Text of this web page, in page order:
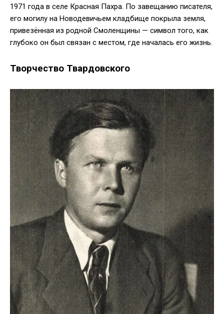
1971 года в селе Красная Пахра. По завещанию писателя,
его могилу на Новодевичьем кладбище покрыла земля,
привезённая из родной Смоленщины — символ того, как
глубоко он был связан с местом, где началась его жизнь.
Творчество Твардовского